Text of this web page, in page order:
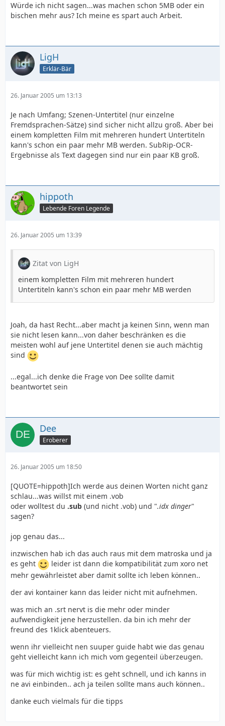
Würde ich nicht sagen...was machen schon 5MB oder ein
bischen mehr aus? Ich meine es spart auch Arbeit.
LigH
Erklär-Bär
26. Januar 2005 um 13:13
Je nach Umfang; Szenen-Untertitel (nur einzelne
Fremdsprachen-Sätze) sind sicher nicht allzu groß. Aber bei
einem kompletten Film mit mehreren hundert Untertiteln
kann's schon ein paar mehr MB werden. SubRip-OCR-
Ergebnisse als Text dagegen sind nur ein paar KB groß.
hippoth
Lebende Foren Legende
26. Januar 2005 um 13:39
Zitat von LigH
einem kompletten Film mit mehreren hundert
Untertiteln kann's schon ein paar mehr MB werden
Joah, da hast Recht...aber macht ja keinen Sinn, wenn man
sie nicht lesen kann...von daher beschränken es die
meisten wohl auf jene Untertitel denen sie auch mächtig
sind
...egal...ich denke die Frage von Dee sollte damit
beantwortet sein
Dee
Eroberer
26. Januar 2005 um 18:50
[QUOTE=hippoth]Ich werde aus deinen Worten nicht ganz
schlau...was willst mit einem .vob
oder wolltest du .sub (und nicht .vob) und ".idx dinger"
sagen?
jop genau das...
inzwischen hab ich das auch raus mit dem matroska und ja
es geht
leider ist dann die kompatibilität zum xoro net
mehr gewährleistet aber damit sollte ich leben können..
der avi kontainer kann das leider nicht mit aufnehmen.
was mich an .srt nervt is die mehr oder minder
aufwendigkeit jene herzustellen. da bin ich mehr der
freund des 1klick abenteuers.
wenn ihr vielleicht nen suuper guide habt wie das genau
geht vielleicht kann ich mich vom gegenteil überzeugen.
was für mich wichtig ist: es geht schnell, und ich kanns in
ne avi einbinden.. ach ja teilen sollte mans auch können..
danke euch vielmals für die tipps